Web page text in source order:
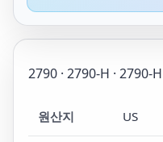
2790 · 2790-H · 2790-
원산지 US